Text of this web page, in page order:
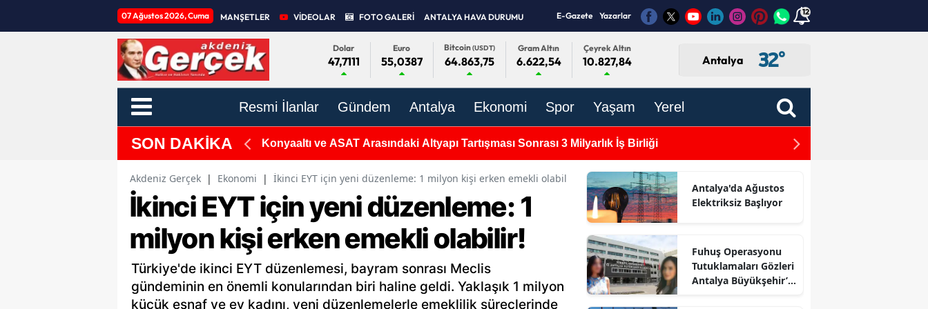
07 Ağustos 2026, Cuma MANŞETLER VİDEOLAR FOTO GALERİ ANTALYA HAVA DURUMU E-Gazete Yazarlar 12
Dolar
47,7111
Euro
55,0387
Bitcoin(USDT)
64.863,75
Gram Altın
6.622,54
Çeyrek Altın
10.827,84 Antalya 32°
Resmi İlanlar Gündem Antalya Ekonomi Spor Yaşam Yerel
SON DAKİKA Konyaaltı ve ASAT Arasındaki Altyapı Tartışması Sonrası 3 Milyarlık İş Birliği 27 Dönümlük Dev Tesis:
Akdeniz Gerçek | Ekonomi | İkinci EYT için yeni düzenleme: 1 milyon kişi erken emekli olabilir!
İkinci EYT için yeni düzenleme: 1
milyon kişi erken emekli olabilir!
Türkiye'de ikinci EYT düzenlemesi, bayram sonrası Meclis
gündeminin en önemli konularından biri haline geldi. Yaklaşık 1 milyon
küçük esnaf ve ev kadını, yeni düzenlemelerle emeklilik süreçlerinde
Antalya'da Ağustos
Elektriksiz Başlıyor
Fuhuş Operasyonu
Tutuklamaları Gözleri
Antalya Büyükşehir’e